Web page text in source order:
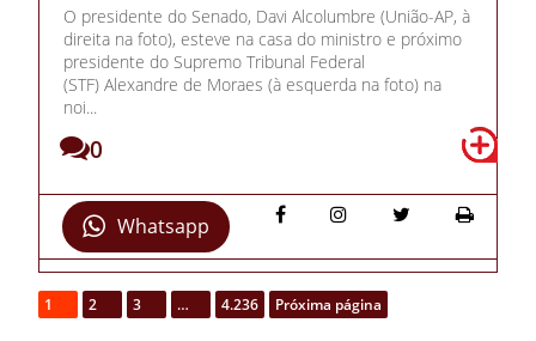
O presidente do Senado, Davi Alcolumbre (União-AP, à
direita na foto), esteve na casa do ministro e próximo
presidente do Supremo Tribunal Federal
(STF) Alexandre de Moraes (à esquerda na foto) na
noi...
0
Whatsapp
1 2 3 … 4.236 Próxima página